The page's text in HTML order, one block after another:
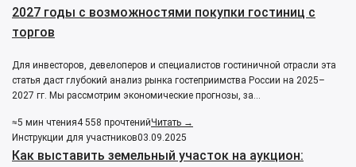
2027 годы с возможностями покупки гостиниц с
торгов
Для инвесторов, девелоперов и специалистов гостиничной отрасли эта
статья даст глубокий анализ рынка гостеприимства России на 2025–
2027 гг. Мы рассмотрим экономические прогнозы, за…
≈5 мин чтения4 558 прочтенийЧитать →
Инструкции для участников03.09.2025
Как выставить земельный участок на аукцион: